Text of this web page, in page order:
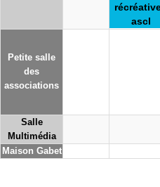
ascl
Petite salle
des
associations
Salle
Multimédia
Maison Gabet